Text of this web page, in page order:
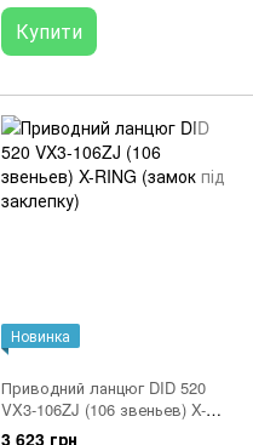
Купити
Новинка
Приводний ланцюг DID 520
VX3-106ZJ (106 звеньев) X-
RING (замок під заклепку)
3 623 грн